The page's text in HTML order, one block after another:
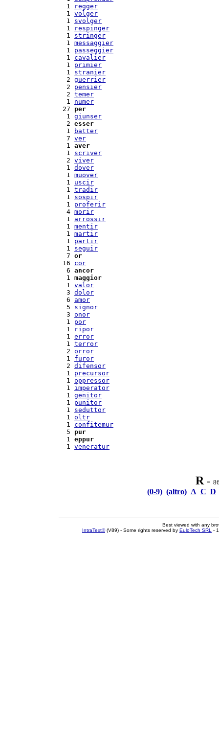
  1
regger
  1
volger
  1
svolger
  1
respinger
  1
stringer
  1
messaggier
  1
passeggier
  1
cavalier
  1
primier
  1
stranier
  2
guerrier
  2
pensier
  2
temer
  1
numer
27 per
  1
giunser
  2
esser
  1
batter
  7
ver
  1
aver
  1
scriver
  2
viver
  1
dover
  1
muover
  1
uscir
  1
tradir
  1
sospir
  1
proferir
  4
morir
  1
arrossir
  1
mentir
  1
martir
  1
partir
  1
seguir
  7
or
16 cor
  6
ancor
  1
maggior
  1
valor
  3
dolor
  6
amor
  5
signor
  3
onor
  1
por
  1
ripor
  1
error
  1
terror
  2
orror
  1
furor
  2
difensor
  1
precursor
  1
oppressor
  1
imperator
  1
genitor
  1
punitor
  1
seduttor
  1
oltr
  1
confitemur
  5
pur
  1
eppur
  1
veneratur
R= 86
(0-9) (altro) A C D
Best viewed with any
IntraText®(V89) - Some rights reserved by EuloTech SRL -